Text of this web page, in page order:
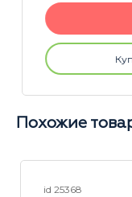
Похожие
id 25368